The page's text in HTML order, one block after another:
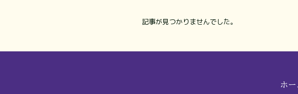
記事が見つかりませんでした。
ホー